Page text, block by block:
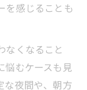
を感じることも
なくなること
悩むケースも見
な夜間や、朝方